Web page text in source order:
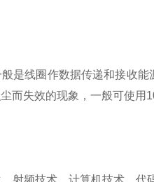
般是线圈作数据传递和接收
而失效的现象，一般可使用
频技术、计算机技术、代